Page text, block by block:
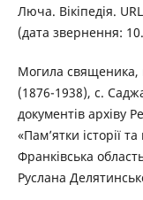
Люча. Вікіпедія.
(дата звернення:
Могила священика,
(1876-1938), с.
документів архіву
«Пам’ятки історії
Франківська
Руслана